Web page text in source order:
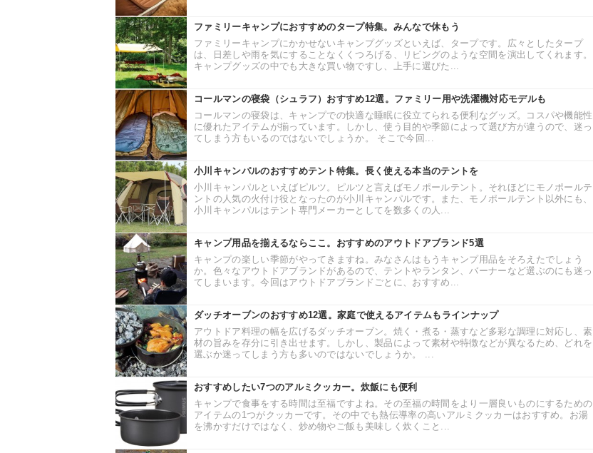
ファミリーキャンプにおすすめのタープ特集。みんなで休もう
ファミリーキャンプにかかせないキャンプグッズといえば、タープです。広々としたタープ
は、日差しや雨を気にすることなくくつろげる、リビングのような空間を演出してくれます。
キャンプグッズの中でも大きな買い物ですし、上手に選びた...
コールマンの寝袋（シュラフ）おすすめ12選。ファミリー用や洗濯機対応モデルも
コールマンの寝袋は、キャンプでの快適な睡眠に役立てられる便利なグッズ。コスパや機能性
に優れたアイテムが揃っています。しかし、使う目的や季節によって選び方が違うので、迷っ
てしまう方もいるのではないでしょうか。 そこで今回...
小川キャンパルのおすすめテント特集。長く使える本当のテントを
小川キャンパルといえばピルツ。ピルツと言えばモノポールテント。それほどにモノポールテ
ントの人気の火付け役となったのが小川キャンパルです。また、モノポールテント以外にも、
小川キャンパルはテント専門メーカーとしてを数多くの人...
キャンプ用品を揃えるならここ。おすすめのアウトドアブランド5選
キャンプの楽しい季節がやってきますね。みなさんはもうキャンプ用品をそろえたでしょう
か。色々なアウトドアブランドがあるので、テントやランタン、バーナーなど選ぶのにも迷っ
てしまいます。今回はアウトドアブランドごとに、おすすめ...
ダッチオーブンのおすすめ12選。家庭で使えるアイテムもラインナップ
アウトドア料理の幅を広げるダッチオーブン。焼く・煮る・蒸すなど多彩な調理に対応し、素
材の旨みを存分に引き出せます。しかし、製品によって素材や特徴などが異なるため、どれを
選ぶか迷ってしまう方も多いのではないでしょうか。 ...
おすすめしたい7つのアルミクッカー。炊飯にも便利
キャンプで食事をする時間は至福ですよね。その至福の時間をより一層良いものにするための
アイテムの1つがクッカーです。その中でも熱伝導率の高いアルミクッカーはおすすめ。お湯
を沸かすだけではなく、炒め物やご飯も美味しく炊くこと...